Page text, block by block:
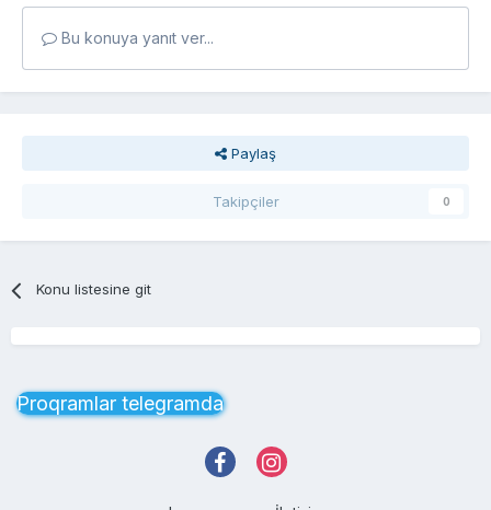
Bu konuya yanıt ver...
Paylaş
Takipçiler 0
Konu listesine git
Proqramlar telegramda